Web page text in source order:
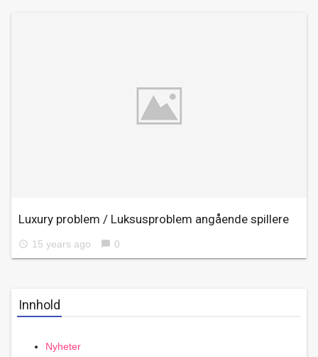
Luxury problem / Luksusproblem angående spillere
access_time 15 years ago chat_bubble 0
Innhold
Nyheter